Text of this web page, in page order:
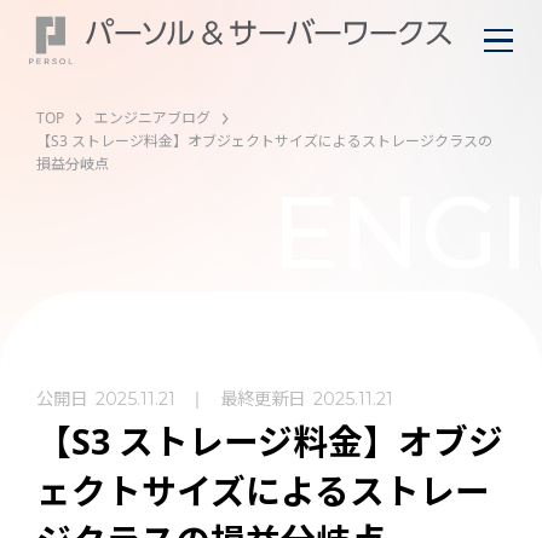
TOP
エンジニアブログ
【S3 ストレージ料金】オブジェクトサイズによるストレージクラスの
損益分岐点
公開日 2025.11.21 最終更新日 2025.11.21
【S3 ストレージ料金】オブジ
ェクトサイズによるストレー